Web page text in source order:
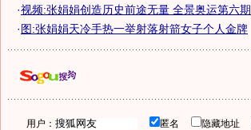
·视频:张娟娟创造历史前途无量 全景奥运第六期
·图:张娟娟天冷手热一举射落射箭女子个人金牌
用户： 匿名 隐藏地址